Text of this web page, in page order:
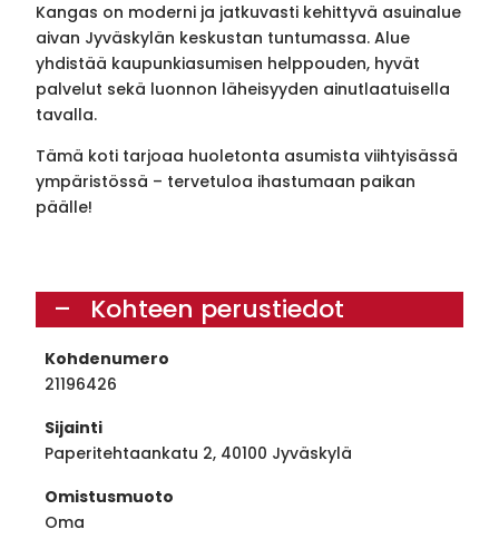
Kangas on moderni ja jatkuvasti kehittyvä asuinalue
aivan Jyväskylän keskustan tuntumassa. Alue
yhdistää kaupunkiasumisen helppouden, hyvät
palvelut sekä luonnon läheisyyden ainutlaatuisella
tavalla.
Tämä koti tarjoaa huoletonta asumista viihtyisässä
ympäristössä – tervetuloa ihastumaan paikan
päälle!
Kohteen perustiedot
Kohdenumero
21196426
Sijainti
Paperitehtaankatu 2, 40100 Jyväskylä
Omistusmuoto
Oma